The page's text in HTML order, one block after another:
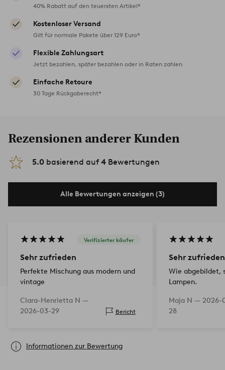
40% Rabatt auf den teuersten Artikel*
Kostenloser Versand
Gilt für normale Pakete über 129 Euro*
Flexible Zahlungsart
Jetzt bezahlen, später bezahlen oder in Raten zahlen
Einfache Retoure
30 Tage Rückgaberecht*
Rezensionen anderer Kunden
5.0 basierend auf 4 Bewertungen
Alle Bewertungen anzeigen (3)
Verifizierter käufer
Sehr zufrieden
Perfekte Mischung aus modern und
vintage
Clara-Henrietta N —
2026-03-29
Bericht
Sehr zufrieden
Wie abgebildet,
Lampen.
Maja N — 2026-
28
Informationen zur Bewertung